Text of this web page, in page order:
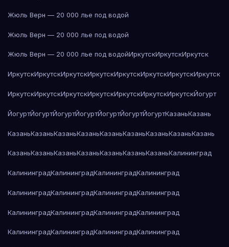
Жюль Верн — 20 000 лье под водой
Жюль Верн — 20 000 лье под водой
Жюль Верн — 20 000 лье под водойИркутскИркутскИркутск
ИркутскИркутскИркутскИркутскИркутскИркутскИркутскИркутск
ИркутскИркутскИркутскИркутскИркутскИркутскИркутскЙогурт
ЙогуртЙогуртЙогуртЙогуртЙогуртЙогуртЙогуртКазаньКазань
КазаньКазаньКазаньКазаньКазаньКазаньКазаньКазаньКазань
КазаньКазаньКазаньКазаньКазаньКазаньКазаньКалининград
КалининградКалининградКалининградКалининград
КалининградКалининградКалининградКалининград
КалининградКалининградКалининградКалининград
КалининградКалининградКалининградКалининград